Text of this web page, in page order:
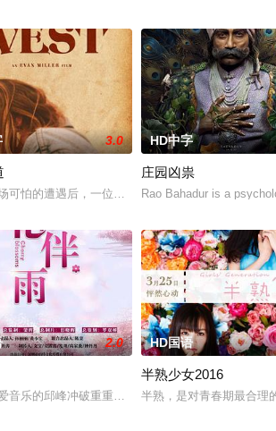
服主编姚松
士的一场颁奖典礼后，被一种突如其来的冲动
3.0
可怕的遭遇后，一位小镇女子向疏远的哥哥借了钱
HD中字
庄园凶祟
Rao Bahadur is a
爱心慈善楷
成就麻醉过后他该如何面对现实，能改变他的命
2.0
音乐的邱峰冲破重重阻力，克服种种困难，组建乐
HD国语
半熟少女2016
半熟，是对青春期最合理